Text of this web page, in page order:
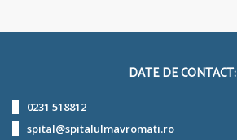
DATE DE CONTACT:
0231 518812
spital@spitalulmavromati.ro